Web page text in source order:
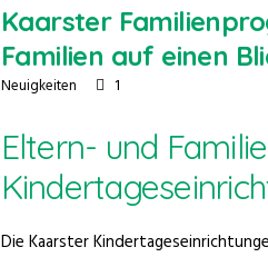
Kaarster
Familien auf einen
Neuigkeiten 1
Eltern- und
Die Kaarster